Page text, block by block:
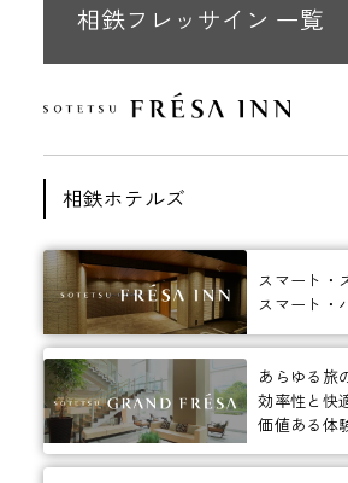
相鉄フレッサイン 一覧
相鉄ホテルズ
スマート・
スマート・
あらゆる旅
効率性と快
価値ある体